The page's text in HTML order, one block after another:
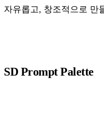
자유롭고, 창조적으로 만
SD Prompt Palette